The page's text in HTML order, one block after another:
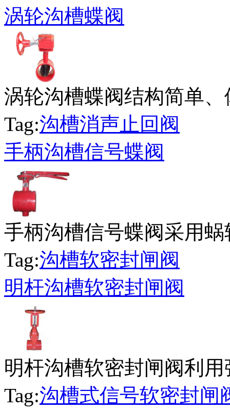
涡轮沟槽蝶阀
涡轮沟槽蝶阀结构简单
Tag:沟槽消声止回阀
手柄沟槽信号蝶阀
手柄沟槽信号蝶阀采用
Tag:沟槽软密封闸阀
明杆沟槽软密封闸阀
明杆沟槽软密封闸阀利
Tag:沟槽式信号软密封闸